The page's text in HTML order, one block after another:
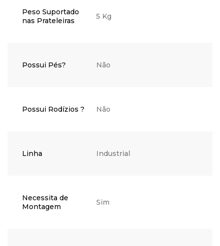
Peso Suportado
nas Prateleiras
5 Kg
Possui Pés? Não
Possui Rodízios ? Não
Linha Industrial
Necessita de
Montagem
Sim